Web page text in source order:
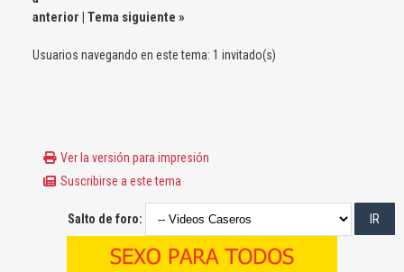
anterior | Tema siguiente »
Usuarios navegando en este tema: 1 invitado(s)
Ver la versión para impresión
Suscribirse a este tema
Salto de foro: